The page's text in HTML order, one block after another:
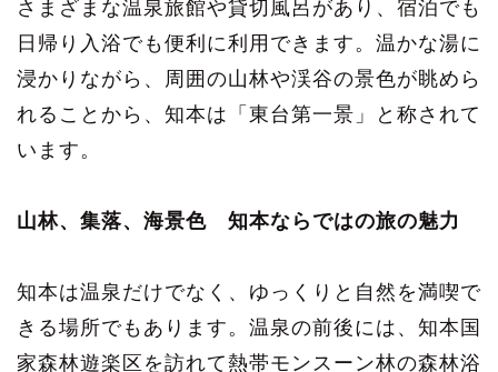
さまざまな温泉旅館や貸切風呂があり、宿泊でも
日帰り入浴でも便利に利用できます。温かな湯に
浸かりながら、周囲の山林や渓谷の景色が眺めら
れることから、知本は「東台第一景」と称されて
います。
山林、集落、海景色 知本ならではの旅の魅力
知本は温泉だけでなく、ゆっくりと自然を満喫で
きる場所でもあります。温泉の前後には、知本国
家森林遊楽区を訪れて熱帯モンスーン林の森林浴